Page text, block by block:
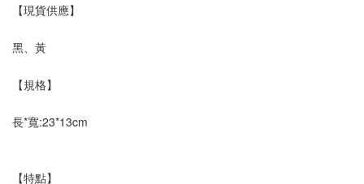
【現貨供應】
黑、黃
【規格】
長*寬:23*13cm
【特點】